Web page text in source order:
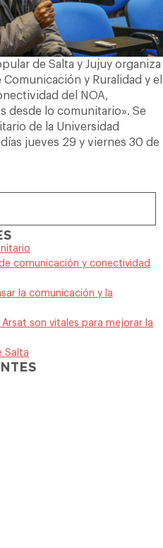
de Salta y Jujuy organiza
y Ruralidad y el
del NOA,
desde lo comunitario». Se
de la Universidad
jueves 29 y viernes 30 de
comunicación y conectividad
la comunicación y la
Arsat son vitales para mejorar la
Salta